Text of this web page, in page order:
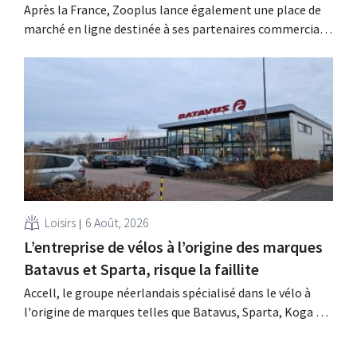
Après la France, Zooplus lance également une place de
marché en ligne destinée à ses partenaires commerciaux
des prochaines années, la boutique en ligne spécialisée
dans les produits pour animaux de compagnie souhaite
étendre progressivement ce modèle à d’autres pays.
Loisirs 6 Août, 2026
L’entreprise de vélos à l’origine des marques
Batavus et Sparta, risque la faillite
Accell, le groupe néerlandais spécialisé dans le vélo à
l'origine de marques telles que Batavus, Sparta, Koga et